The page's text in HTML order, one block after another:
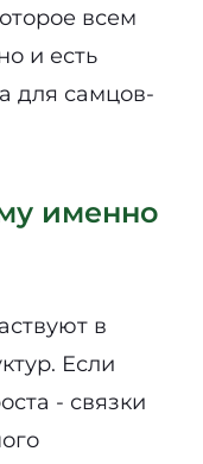
всем
и есть
для самцов-
именно
в
Если
- связки